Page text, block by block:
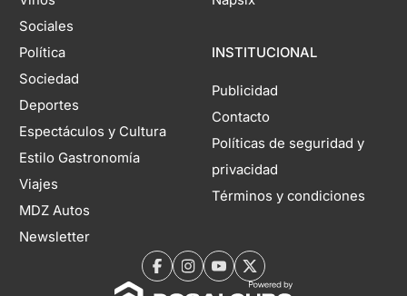
Sociales
Política
Sociedad
Deportes
Espectáculos y Cultura
Estilo Gastronomía
Viajes
MDZ Autos
Newsletter
INSTITUCIONAL
Publicidad
Contacto
Políticas de seguridad y
privacidad
Términos y condiciones